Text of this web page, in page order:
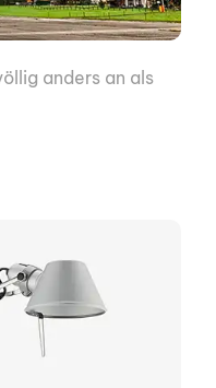
anders an als